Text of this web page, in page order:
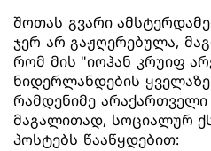
შოთას გვარი
ჯერ არ გაჟღერებულა,
რომ მის "იოჰან კრუიფ
ნიდერლანდების
რამდენიმე
მაგალითად, სოციალურ
პოსტებს წააწყდებით: